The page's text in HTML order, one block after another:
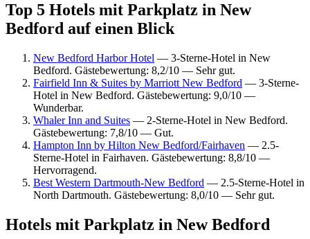
Top 5 Hotels mit Parkplatz in New
Bedford auf einen Blick
New Bedford Harbor Hotel — 3-Sterne-Hotel in New
Bedford. Gästebewertung: 8,2/10 — Sehr gut.
Fairfield Inn & Suites by Marriott New Bedford — 3-Sterne-
Hotel in New Bedford. Gästebewertung: 9,0/10 —
Wunderbar.
Whaler Inn and Suites — 2-Sterne-Hotel in New Bedford.
Gästebewertung: 7,8/10 — Gut.
Hampton Inn by Hilton New Bedford/Fairhaven — 2.5-
Sterne-Hotel in Fairhaven. Gästebewertung: 8,8/10 —
Hervorragend.
Best Western Dartmouth-New Bedford — 2.5-Sterne-Hotel in
North Dartmouth. Gästebewertung: 8,0/10 — Sehr gut.
Hotels mit Parkplatz in New Bedford